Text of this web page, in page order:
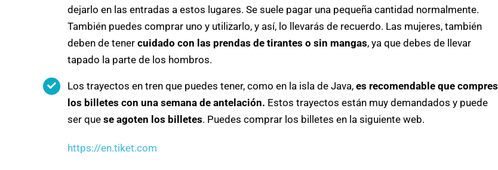
dejarlo en las entradas a estos lugares. Se suele pagar una pequeña cantidad normalmente.
También puedes comprar uno y utilizarlo, y así, lo llevarás de recuerdo. Las mujeres, también
deben de tener cuidado con las prendas de tirantes o sin mangas, ya que debes de llevar
tapado la parte de los hombros.
Los trayectos en tren que puedes tener, como en la isla de Java, es recomendable que compres
los billetes con una semana de antelación. Estos trayectos están muy demandados y puede
ser que se agoten los billetes. Puedes comprar los billetes en la siguiente web.
https://en.tiket.com